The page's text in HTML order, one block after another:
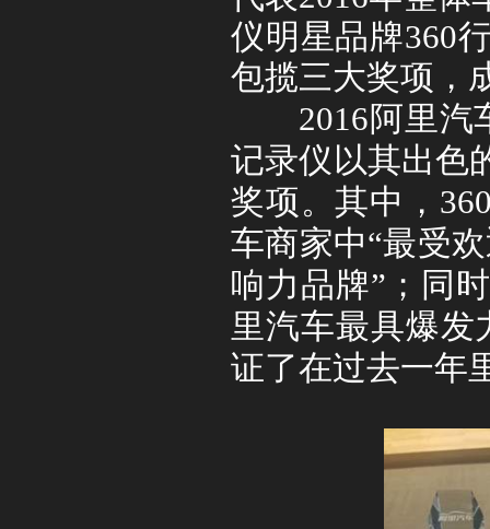
仪明星品牌360
包揽三大奖项，
2016阿里汽
记录仪以其出色
奖项。其中，
车商家中“最受
响力品牌”；同
里汽车最具爆发
证了在过去一年